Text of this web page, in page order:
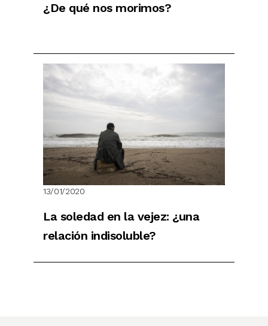
¿De qué nos morimos?
13/01/2020
La soledad en la vejez: ¿una
relación indisoluble?